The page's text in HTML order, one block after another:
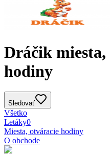
Dráčik
hodiny
Sledovať
Všetko
Letáky0
Miesta, otváracie hodiny
O obchode